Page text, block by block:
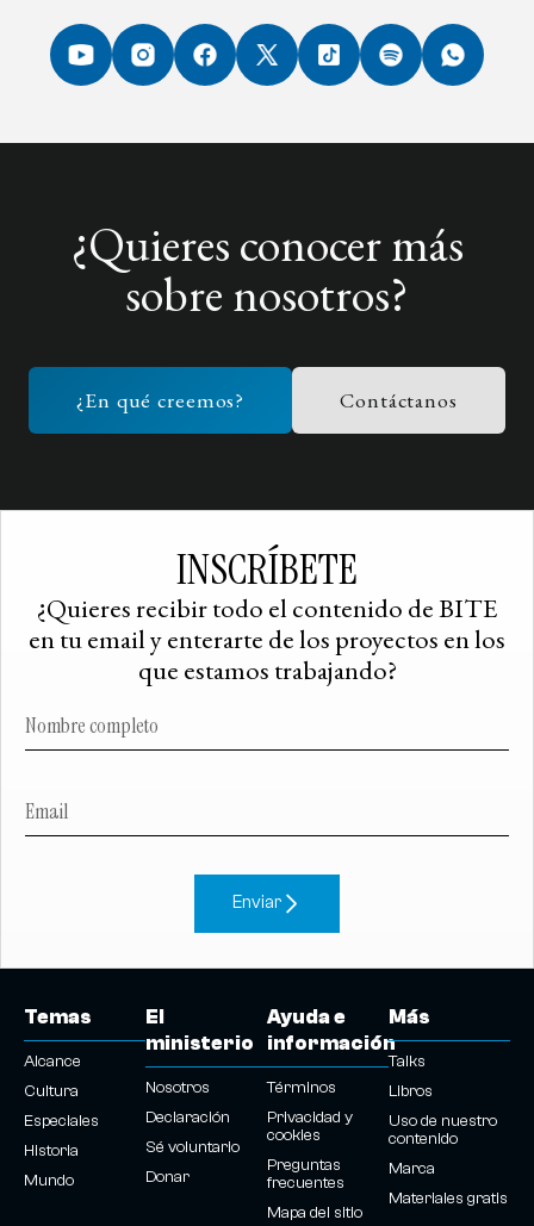
¿Quieres conocer más
sobre nosotros?
¿En qué creemos? Contáctanos
INSCRÍBETE
¿Quieres recibir todo el contenido de BITE
en tu email y enterarte de los proyectos en los
que estamos trabajando?
Enviar
Temas
Alcance
Cultura
Especiales
Historia
Mundo
El
ministerio
Nosotros
Declaración
Sé voluntario
Donar
Ayuda e
información
Términos
Privacidad y
cookies
Preguntas
frecuentes
Mapa del sitio
Más
Talks
Libros
Uso de nuestro
contenido
Marca
Materiales gratis